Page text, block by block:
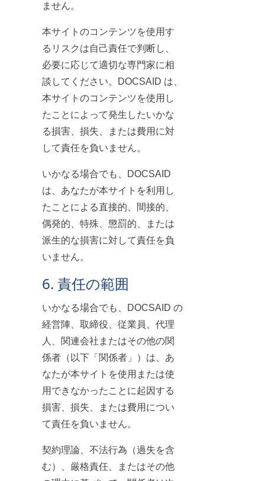
ません。
本サイトのコンテンツを使用す
るリスクは自己責任で判断し、
必要に応じて適切な専門家に相
談してください。DOCSAID は、
本サイトのコンテンツを使用し
たことによって発生したいかな
る損害、損失、または費用に対
して責任を負いません。
いかなる場合でも、DOCSAID
は、あなたが本サイトを利用し
たことによる直接的、間接的、
偶発的、特殊、懲罰的、または
派生的な損害に対して責任を負
いません。
6. 責任の範囲
いかなる場合でも、DOCSAID の
経営陣、取締役、従業員、代理
人、関連会社またはその他の関
係者（以下「関係者」）は、あ
なたが本サイトを使用または使
用できなかったことに起因する
損害、損失、または費用につい
て責任を負いません。
契約理論、不法行為（過失を含
む）、厳格責任、またはその他